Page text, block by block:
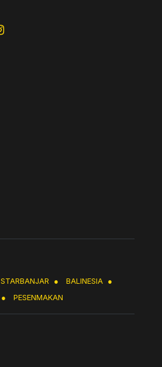
STARBANJAR ● BALINESIA ●
● PESENMAKAN